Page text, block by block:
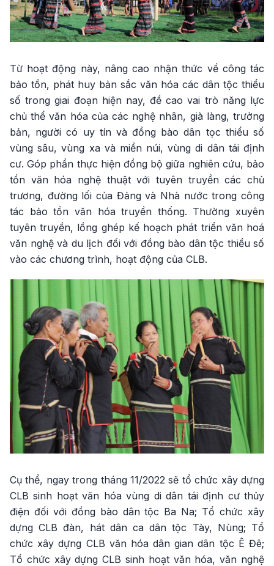
Từ hoạt động này, nâng cao nhận thức về công tác
bảo tồn, phát huy bản sắc văn hóa các dân tộc thiểu
số trong giai đoạn hiện nay, đề cao vai trò năng lực
chủ thể văn hóa của các nghệ nhân, già làng, trưởng
bản, người có uy tín và đồng bào dân tọc thiểu số
vùng sâu, vùng xa và miền núi, vùng di dân tái định
cư. Góp phần thực hiện đồng bộ giữa nghiên cứu, bảo
tồn văn hóa nghệ thuật với tuyên truyền các chủ
trương, đường lối của Đảng và Nhà nước trong công
tác bảo tồn văn hóa truyền thống. Thường xuyên
tuyên truyền, lồng ghép kế hoạch phát triển văn hoá
văn nghệ và du lịch đối với đồng bào dân tộc thiểu số
vào các chương trình, hoạt động của CLB.
Cụ thể, ngay trong tháng 11/2022 sẽ tổ chức xây dựng
CLB sinh hoạt văn hóa vùng di dân tái định cư thủy
điện đối với đồng bào dân tộc Ba Na; Tổ chức xây
dựng CLB đàn, hát dân ca dân tộc Tày, Nùng; Tổ
chức xây dựng CLB văn hóa dân gian dân tộc Ê Đê;
Tổ chức xây dựng CLB sinh hoạt văn hóa, văn nghệ